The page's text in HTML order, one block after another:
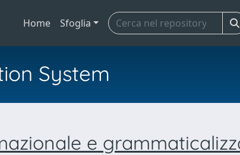
Home Sfoglia
System
e